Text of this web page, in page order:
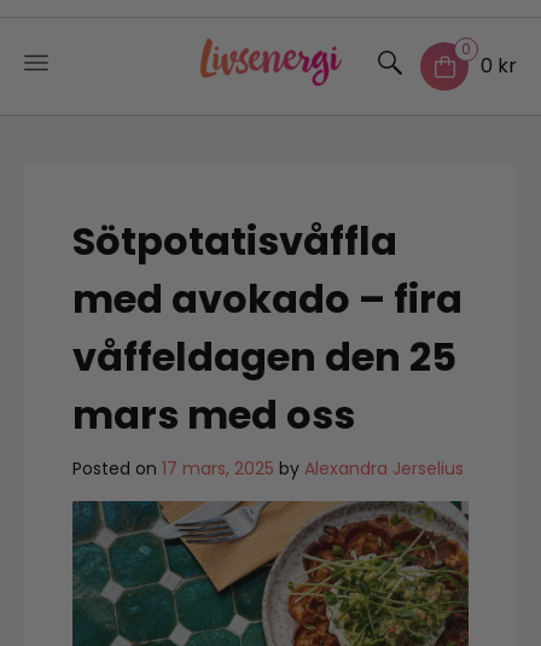
0
0 kr
Sötpotatisvåffla
med avokado – fira
våffeldagen den 25
mars med oss
Posted on 17 mars, 2025 by Alexandra Jerselius